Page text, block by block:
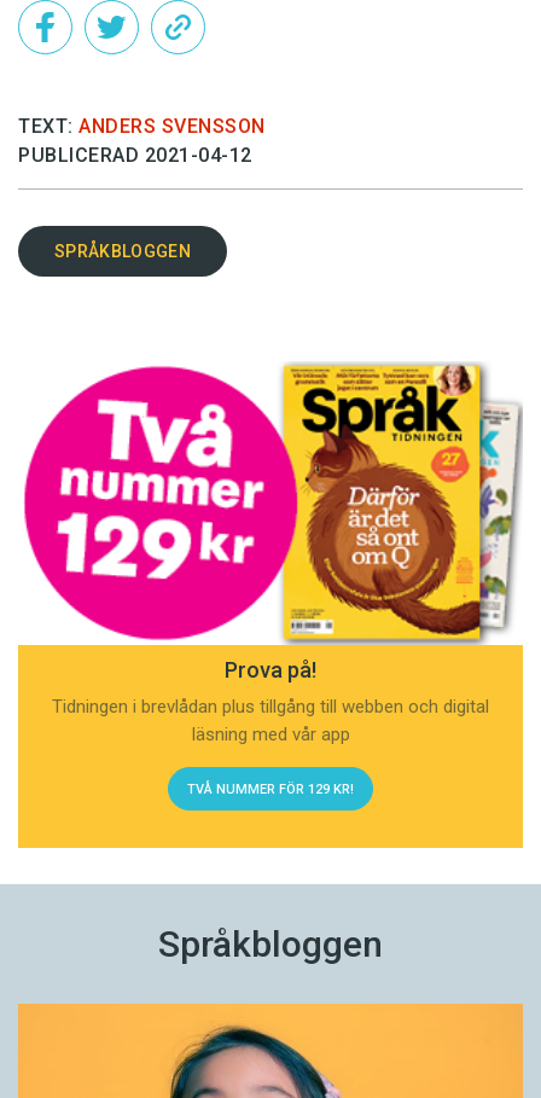
TEXT: ANDERS SVENSSON
PUBLICERAD 2021-04-12
SPRÅKBLOGGEN
Prova på!
Tidningen i brevlådan plus tillgång till webben och digital
läsning med vår app
TVÅ NUMMER FÖR 129 KR!
Språkbloggen